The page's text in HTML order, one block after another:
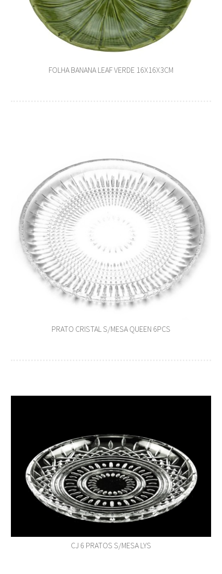
FOLHA BANANA LEAF VERDE 16X16X3CM
PRATO CRISTAL S/MESA QUEEN 6PCS
CJ 6 PRATOS S/MESA LYS